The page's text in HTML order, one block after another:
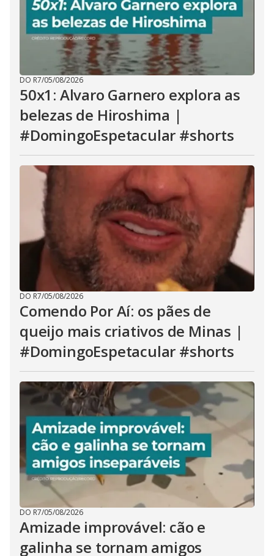
DO R7/05/08/2026
50x1: Alvaro Garnero explora as
belezas de Hiroshima |
#DomingoEspetacular #shorts
DO R7/05/08/2026
Comendo Por Aí: os pães de
queijo mais criativos de Minas |
#DomingoEspetacular #shorts
DO R7/05/08/2026
Amizade improvável: cão e
galinha se tornam amigos